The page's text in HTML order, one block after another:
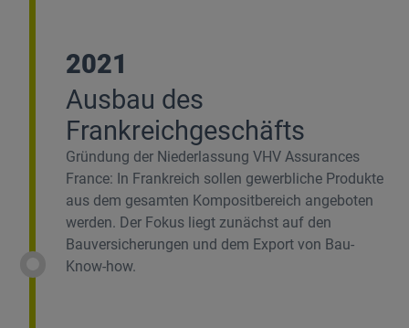
2021
Ausbau des
Frankreichgeschäfts
Gründung der Niederlassung VHV Assurances
France: In Frankreich sollen gewerbliche Produkte
aus dem gesamten Kompositbereich angeboten
werden. Der Fokus liegt zunächst auf den
Bauversicherungen und dem Export von Bau-
Know-how.